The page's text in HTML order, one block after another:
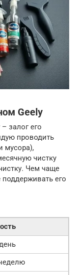
Geely
залог его
проводить
мусора),
чистку
Чем чаще
его